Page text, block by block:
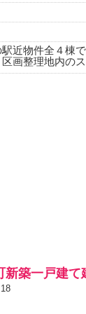
近物件全４棟
区画整理地内の
新築一戸建て